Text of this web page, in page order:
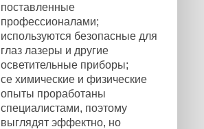
поставленные
профессионалами;
используются безопасные для
глаз лазеры и другие
осветительные приборы;
се химические и физические
опыты проработаны
специалистами, поэтому
выглядят эффектно, но